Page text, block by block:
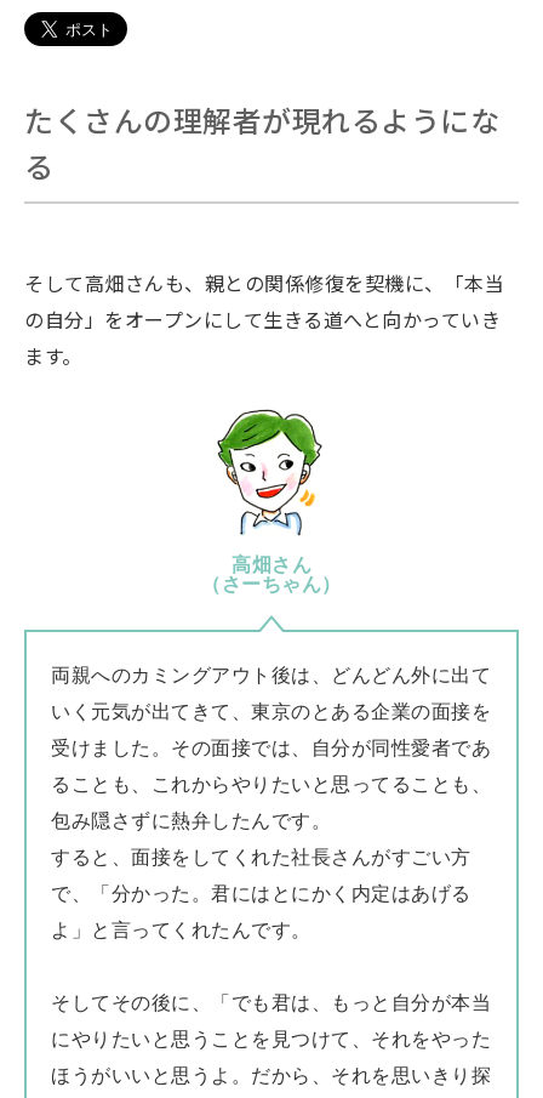
たくさんの理解者が現れるようにな
る
そして高畑さんも、親との関係修復を契機に、「本当
の自分」をオープンにして生きる道へと向かっていき
ます。
高畑さん
（さーちゃん）
両親へのカミングアウト後は、どんどん外に出て
いく元気が出てきて、東京のとある企業の面接を
受けました。その面接では、自分が同性愛者であ
ることも、これからやりたいと思ってることも、
包み隠さずに熱弁したんです。
すると、面接をしてくれた社長さんがすごい方
で、「分かった。君にはとにかく内定はあげる
よ」と言ってくれたんです。
そしてその後に、「でも君は、もっと自分が本当
にやりたいと思うことを見つけて、それをやった
ほうがいいと思うよ。だから、それを思いきり探